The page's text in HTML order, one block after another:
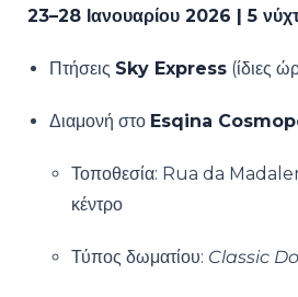
23–28 Ιανουαρίου 2026 | 5
Πτήσεις Sky Express (ίδιες
Διαμονή στο Esqina
Τοποθεσία: Rua da
κέντρο
Τύπος δωματίου: Classic